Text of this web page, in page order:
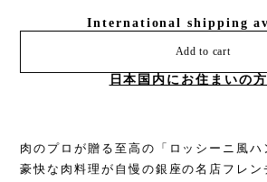
International shipping
Add to cart
日本国内にお住まいの
肉のプロが贈る至高の「ロッシーニ風ハ
豪快な肉料理が自慢の銀座の名店フレン